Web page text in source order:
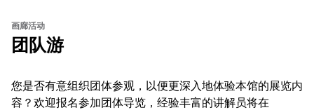
画廊活动
团队游
您是否有意组织团体参观，以便更深入地体验本馆的展览内
容？欢迎报名参加团体导览，经验丰富的讲解员将在